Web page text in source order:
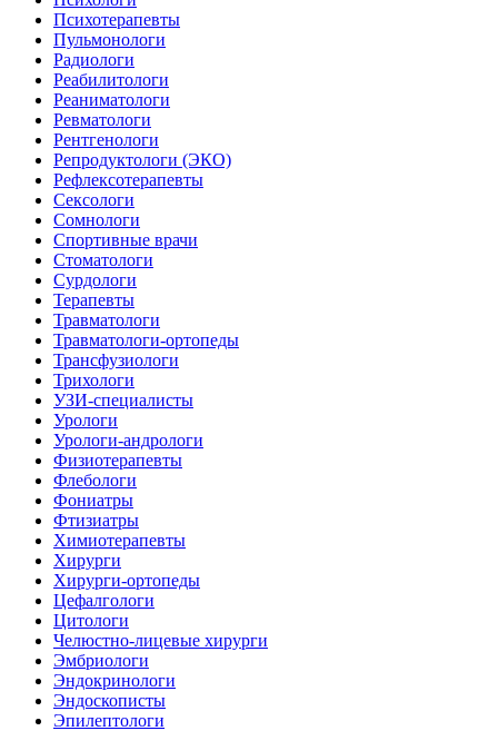
Психотерапевты
Пульмонологи
Радиологи
Реабилитологи
Реаниматологи
Ревматологи
Рентгенологи
Репродуктологи (ЭКО)
Рефлексотерапевты
Сексологи
Сомнологи
Спортивные врачи
Стоматологи
Сурдологи
Терапевты
Травматологи
Травматологи-ортопеды
Трансфузиологи
Трихологи
УЗИ-специалисты
Урологи
Урологи-андрологи
Физиотерапевты
Флебологи
Фониатры
Фтизиатры
Химиотерапевты
Хирурги
Хирурги-ортопеды
Цефалгологи
Цитологи
Челюстно-лицевые хирурги
Эмбриологи
Эндокринологи
Эндоскописты
Эпилептологи